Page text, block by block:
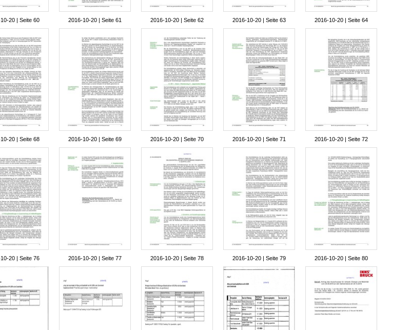
20 | Seite 60 2016-10-20 | Seite 61 2016-10-20 | Seite 62 2016-10-20 | Seite 63 2016-10-20 | Seite 64
20 | Seite 68 2016-10-20 | Seite 69 2016-10-20 | Seite 70 2016-10-20 | Seite 71 2016-10-20 | Seite 72
20 | Seite 76 2016-10-20 | Seite 77 2016-10-20 | Seite 78 2016-10-20 | Seite 79 2016-10-20 | Seite 80